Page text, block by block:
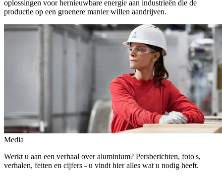
oplossingen voor hernieuwbare energie aan industrieën die de
productie op een groenere manier willen aandrijven.
Media
Werkt u aan een verhaal over aluminium? Persberichten, foto's,
verhalen, feiten en cijfers - u vindt hier alles wat u nodig heeft.